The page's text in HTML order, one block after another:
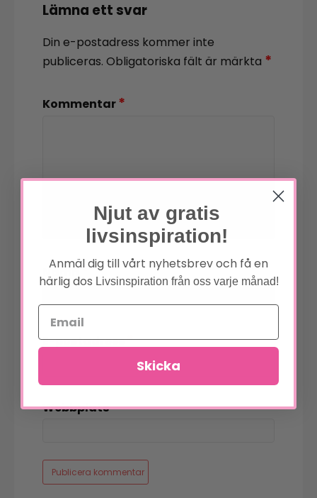
Lämna ett svar
Din e-postadress kommer inte
publiceras. Obligatoriska fält är märkta *
Kommentar*
Namn*
E-postadress*
Webbplats
Njut av gratis
livsinspiration!
Anmäl dig till vårt nyhetsbrev och få en
härlig dos Livsinspiration från oss varje månad!
Skicka